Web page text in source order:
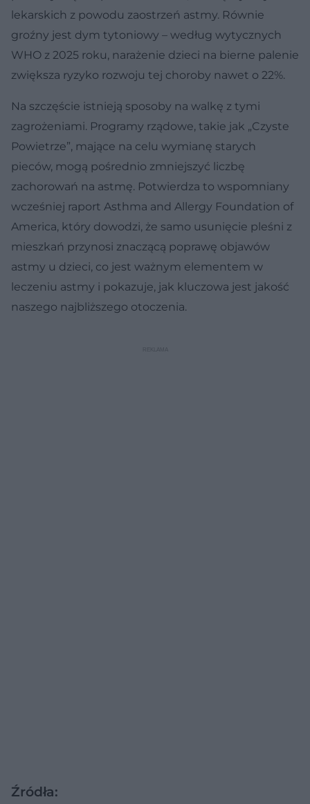
lekarskich z powodu zaostrzeń astmy. Równie
groźny jest dym tytoniowy – według wytycznych
WHO z 2025 roku, narażenie dzieci na bierne palenie
zwiększa ryzyko rozwoju tej choroby nawet o 22%.
Na szczęście istnieją sposoby na walkę z tymi
zagrożeniami. Programy rządowe, takie jak „Czyste
Powietrze”, mające na celu wymianę starych
pieców, mogą pośrednio zmniejszyć liczbę
zachorowań na astmę. Potwierdza to wspomniany
wcześniej raport Asthma and Allergy Foundation of
America, który dowodzi, że samo usunięcie pleśni z
mieszkań przynosi znaczącą poprawę objawów
astmy u dzieci, co jest ważnym elementem w
leczeniu astmy i pokazuje, jak kluczowa jest jakość
naszego najbliższego otoczenia.
Źródła: